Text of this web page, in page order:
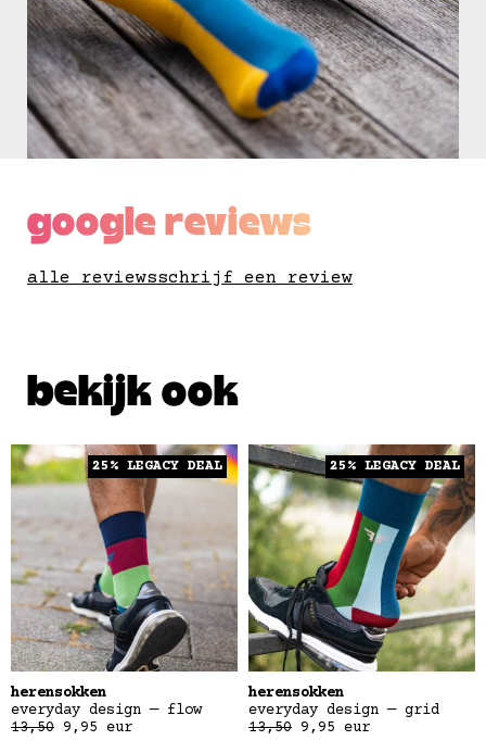
google reviews
alle reviewsschrijf een review
bekijk ook
25% LEGACY DEAL
herensokken
everyday design — flow
13,50 9,95 eur
25% LEGACY DEAL
herensokken
everyday design — grid
13,50 9,95 eur